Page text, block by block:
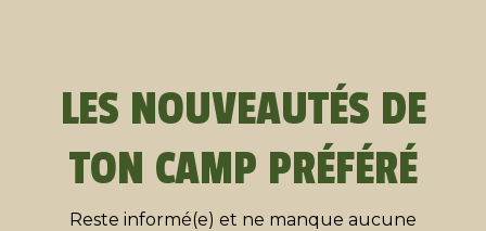
LES NOUVEAUTÉS DE
TON CAMP PRÉFÉRÉ
Reste informé(e) et ne manque aucune